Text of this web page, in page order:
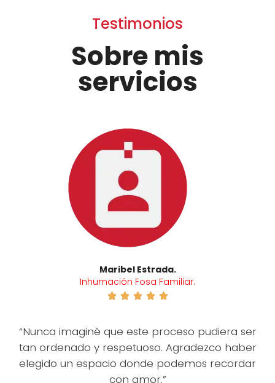
Testimonios
Sobre mis
servicios
Maribel Estrada.
Inhumación Fosa Familiar.
    
“Nunca imaginé que este proceso pudiera ser
tan ordenado y respetuoso. Agradezco haber
elegido un espacio donde podemos recordar
con amor.”